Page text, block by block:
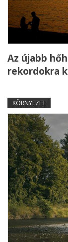
Az újabb
rekordokra
KÖRNYEZET